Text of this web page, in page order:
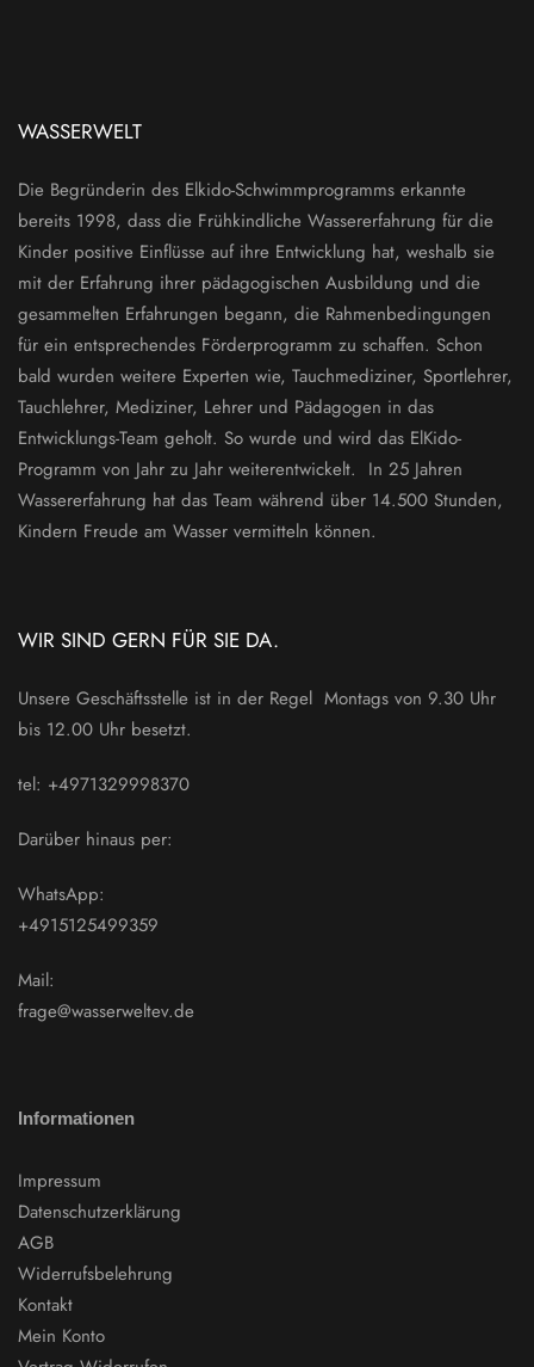
WASSERWELT
Die Begründerin des Elkido-Schwimmprogramms erkannte
bereits 1998, dass die Frühkindliche Wassererfahrung für die
Kinder positive Einflüsse auf ihre Entwicklung hat, weshalb sie
mit der Erfahrung ihrer pädagogischen Ausbildung und die
gesammelten Erfahrungen begann, die Rahmenbedingungen
für ein entsprechendes Förderprogramm zu schaffen. Schon
bald wurden weitere Experten wie, Tauchmediziner, Sportlehrer,
Tauchlehrer, Mediziner, Lehrer und Pädagogen in das
Entwicklungs-Team geholt. So wurde und wird das ElKido-
Programm von Jahr zu Jahr weiterentwickelt. In 25 Jahren
Wassererfahrung hat das Team während über 14.500 Stunden,
Kindern Freude am Wasser vermitteln können.
WIR SIND GERN FÜR SIE DA.
Unsere Geschäftsstelle ist in der Regel Montags von 9.30 Uhr
bis 12.00 Uhr besetzt.
tel: +4971329998370
Darüber hinaus per:
WhatsApp:
+4915125499359
Mail:
frage@wasserweltev.de
Informationen
Impressum
Datenschutzerklärung
AGB
Widerrufsbelehrung
Kontakt
Mein Konto